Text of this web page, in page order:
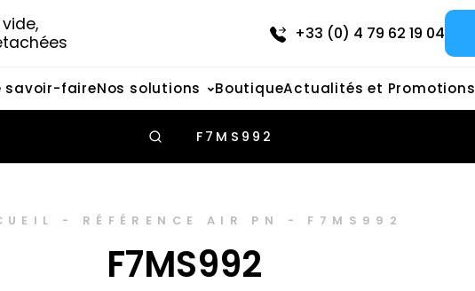
+33 (0) 4 79 62 19 04
savoir-faireNos solutions BoutiqueActualités et Promotions
F7MS992
- RÉFÉRENCE AIR PN - F7MS992
F7MS992